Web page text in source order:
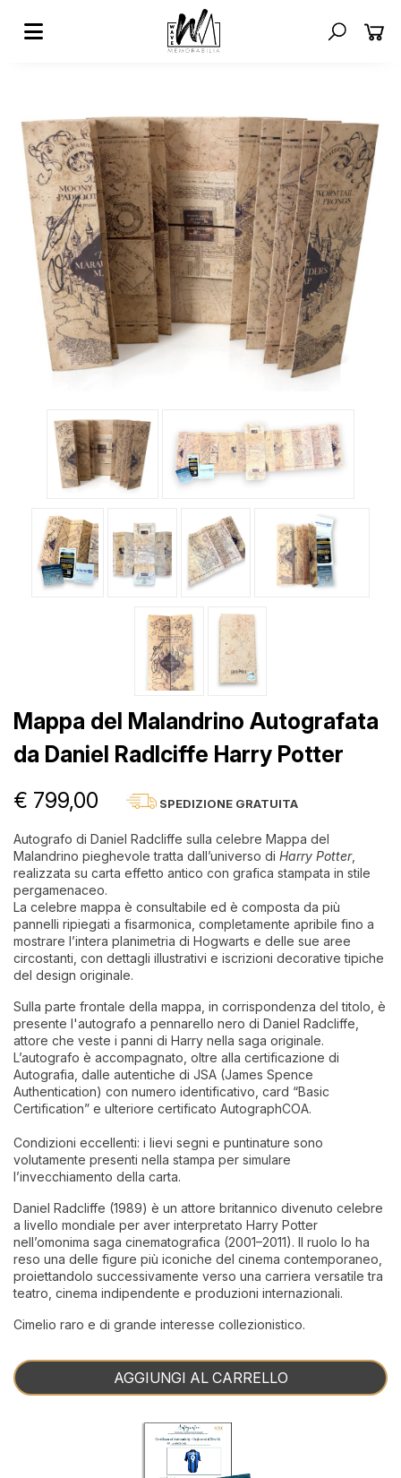
Mappa del Malandrino Autografata
da Daniel Radlciffe Harry Potter
€ 799,00 SPEDIZIONE GRATUITA
Autografo di Daniel Radcliffe sulla celebre Mappa del
Malandrino pieghevole tratta dall’universo di Harry Potter,
realizzata su carta effetto antico con grafica stampata in stile
pergamenaceo.
La celebre mappa è consultabile ed è composta da più
pannelli ripiegati a fisarmonica, completamente apribile fino a
mostrare l’intera planimetria di Hogwarts e delle sue aree
circostanti, con dettagli illustrativi e iscrizioni decorative tipiche
del design originale.
Sulla parte frontale della mappa, in corrispondenza del titolo, è
presente l'autografo a pennarello nero di Daniel Radcliffe,
attore che veste i panni di Harry nella saga originale.
L’autografo è accompagnato, oltre alla certificazione di
Autografia, dalle autentiche di JSA (James Spence
Authentication) con numero identificativo, card “Basic
Certification” e ulteriore certificato AutographCOA.
Condizioni eccellenti: i lievi segni e puntinature sono
volutamente presenti nella stampa per simulare
l’invecchiamento della carta.
Daniel Radcliffe (1989) è un attore britannico divenuto celebre
a livello mondiale per aver interpretato Harry Potter
nell’omonima saga cinematografica (2001–2011). Il ruolo lo ha
reso una delle figure più iconiche del cinema contemporaneo,
proiettandolo successivamente verso una carriera versatile tra
teatro, cinema indipendente e produzioni internazionali.
Cimelio raro e di grande interesse collezionistico.
AGGIUNGI AL CARRELLO